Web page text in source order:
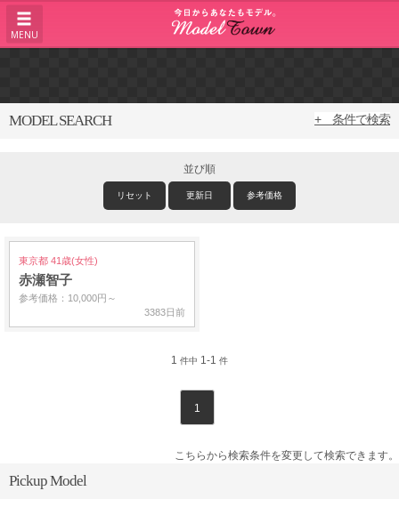
MENU
MODEL SEARCH + 条件で検索
並び順
リセット 更新日 参考価格
東京都 41歳(女性)
赤瀬智子
参考価格：10,000円～
3383日前
1 件中 1-1 件
1
こちらから検索条件を変更して検索できます。
Pickup Model